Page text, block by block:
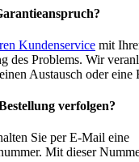
Kundenservice mit
des Problems. Wir
Austausch oder eine
verfolgen?
Sie per E-Mail eine
Mit dieser